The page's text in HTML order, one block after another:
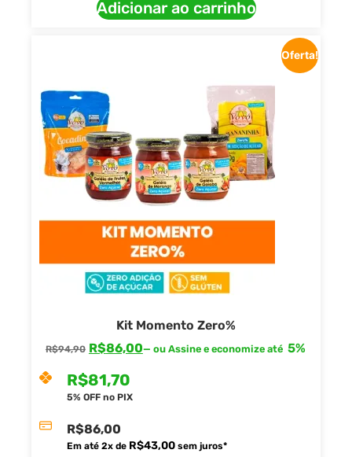
Adicionar ao carrinho
Oferta!
Kit Momento Zero%
R$94,90 R$86,00— ou Assine e economize até 5%
R$81,70
5% OFF no PIX
R$86,00
Em até 2x de R$43,00 sem juros*